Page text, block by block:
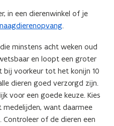
in een dierenwinkel of je
.
minstens acht weken oud
en loopt een groter
bij voorkeur tot het konijn 10
dieren goed verzorgd zijn.
voor een goede keuze. Kies
medelijden, want daarmee
of de dieren een